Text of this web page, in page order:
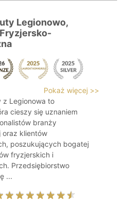
Legionowo,
Pokaż więcej >>
z Legionowa to
cieszy się uznaniem
branży
oraz klientów
poszukujących bogatej
fryzjerskich i
Przedsiębiorstwo
...